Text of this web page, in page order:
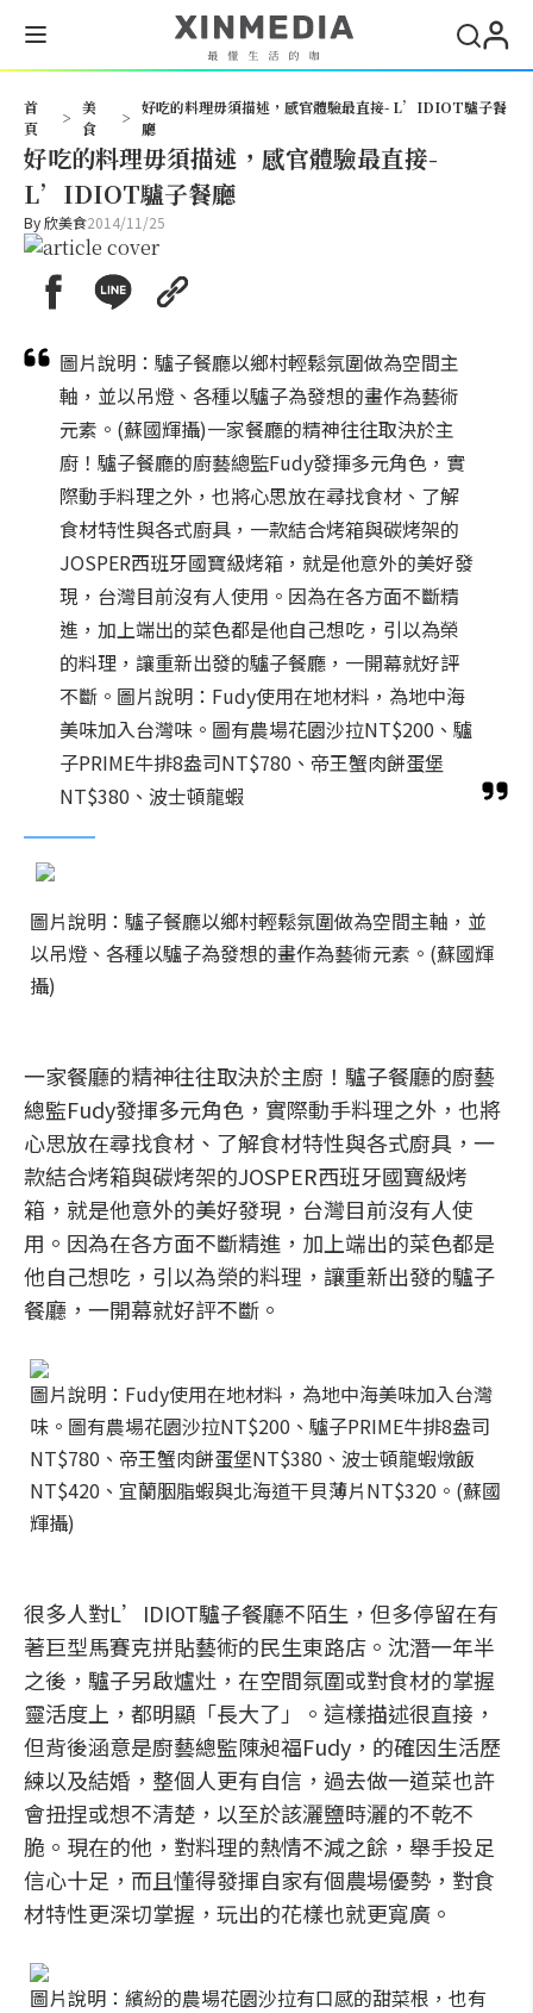
首
頁
>
美
食
>
好吃的料理毋須描述，感官體驗最直接- L’IDIOT驢子餐
廳
好吃的料理毋須描述，感官體驗最直接-
L’IDIOT驢子餐廳
By欣美食2014/11/25
圖片說明：驢子餐廳以鄉村輕鬆氛圍做為空間主
軸，並以吊燈、各種以驢子為發想的畫作為藝術
元素。(蘇國輝攝)一家餐廳的精神往往取決於主
廚！驢子餐廳的廚藝總監Fudy發揮多元角色，實
際動手料理之外，也將心思放在尋找食材、了解
食材特性與各式廚具，一款結合烤箱與碳烤架的
JOSPER西班牙國寶級烤箱，就是他意外的美好發
現，台灣目前沒有人使用。因為在各方面不斷精
進，加上端出的菜色都是他自己想吃，引以為榮
的料理，讓重新出發的驢子餐廳，一開幕就好評
不斷。圖片說明：Fudy使用在地材料，為地中海
美味加入台灣味。圖有農場花園沙拉NT$200、驢
子PRIME牛排8盎司NT$780、帝王蟹肉餅蛋堡
NT$380、波士頓龍蝦
圖片說明：驢子餐廳以鄉村輕鬆氛圍做為空間主軸，並
以吊燈、各種以驢子為發想的畫作為藝術元素。(蘇國輝
攝)
一家餐廳的精神往往取決於主廚！驢子餐廳的廚藝
總監Fudy發揮多元角色，實際動手料理之外，也將
心思放在尋找食材、了解食材特性與各式廚具，一
款結合烤箱與碳烤架的JOSPER西班牙國寶級烤
箱，就是他意外的美好發現，台灣目前沒有人使
用。因為在各方面不斷精進，加上端出的菜色都是
他自己想吃，引以為榮的料理，讓重新出發的驢子
餐廳，一開幕就好評不斷。
圖片說明：Fudy使用在地材料，為地中海美味加入台灣
味。圖有農場花園沙拉NT$200、驢子PRIME牛排8盎司
NT$780、帝王蟹肉餅蛋堡NT$380、波士頓龍蝦燉飯
NT$420、宜蘭胭脂蝦與北海道干貝薄片NT$320。(蘇國
輝攝)
很多人對L’IDIOT驢子餐廳不陌生，但多停留在有
著巨型馬賽克拼貼藝術的民生東路店。沈潛一年半
之後，驢子另啟爐灶，在空間氛圍或對食材的掌握
靈活度上，都明顯「長大了」。這樣描述很直接，
但背後涵意是廚藝總監陳昶福Fudy，的確因生活歷
練以及結婚，整個人更有自信，過去做一道菜也許
會扭捏或想不清楚，以至於該灑鹽時灑的不乾不
脆。現在的他，對料理的熱情不減之餘，舉手投足
信心十足，而且懂得發揮自家有個農場優勢，對食
材特性更深切掌握，玩出的花樣也就更寬廣。
圖片說明：繽紛的農場花園沙拉有口感的甜菜根，也有